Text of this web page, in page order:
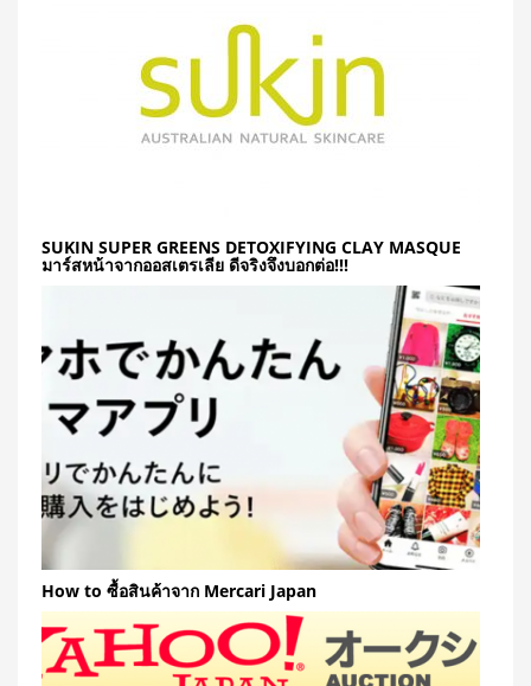
SUKIN SUPER GREENS DETOXIFYING CLAY MASQUE
มาร์สหน้าจากออสเตรเลีย ดีจริงจึงบอกต่อ!!!
How to ซื้อสินค้าจาก Mercari Japan